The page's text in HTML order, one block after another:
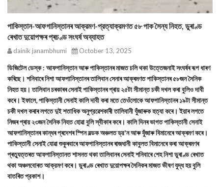
পাকিস্তান-আফগানিস্তানৰ আক্রমণ-প্রত্যাক্রমণত ৫৮ পাক সৈন্য নিহত, ডুৰাণ্ড
ৰেখাত দুয়োপক্ষৰ প্ৰচণ্ড সংঘৰ্ষ অব্যাহত
dainik janambhumi October 13, 2025
ডিজিটেল ডেস্ক : আফগানিস্তান আৰু পাকিস্তানৰ মাজত চলি থকা উত্তেজনাই সংঘৰ্ষৰ ৰূপ ধাৰণ
কৰিছে। শনিবাৰে নিশা আফগানিস্তানৰ তালিবান সেনাৰ আক্ৰমণত পাকিস্তানৰ ৫৮জন সৈনিক
নিহত হয়। তালিবান চৰকাৰৰ সেনাই পাকিস্তানৰ প্ৰায় ২৫টা সীমান্ত চকী দখল কৰা বুলিও দাবী
কৰে। ইফালে, পাকিস্তানী সেনাই কালি দাবী কৰা মতে তেওঁলোকে আফগানিস্তানৰ ১৯টা সীমান্ত
চকী দখল কৰাৰ লগতে দুই শতাধিক অনুপ্রৱেশকাৰী তালিবানী যুঁজাৰুক হত্যা কৰে। ইয়াৰ লগতে
নিজৰ প্ৰায় ২৩জন সৈনিক নিহত হোৱা বুলি স্বীকাৰ কৰে। কালি দিনৰ ভাগত পাকিস্তানী সেনাই
আফগানিস্তানৰ কান্ধৰ প্ৰদেশৰ স্পিন বল্ডক অঞ্চলত ড্র'ন আৰু যুঁজাৰু বিমানেৰে আক্ৰমণ কৰে।
পাকিস্তানী সেনাই যোৱা শুকুৰবাৰে আফগানিস্তানৰ ৰাজধানী কাবুলত বিমানেৰে কৰা আক্ৰমণৰ
প্ৰত্যুত্তৰত আফগানিস্তানত শাসনত থকা তালিবানৰ সেনাই শনিবাৰে শেহ নিশা ডুৰাণ্ড ৰেখাত
থকা অঞ্চলবোৰত আক্রমণ কৰে। ডুৰাণ্ড ৰেখাত দুয়োপক্ষৰ সৈনিকৰ মাজত ভীষণ যুদ্ধ হয় বুলি
বাতৰিত প্রকাশ।